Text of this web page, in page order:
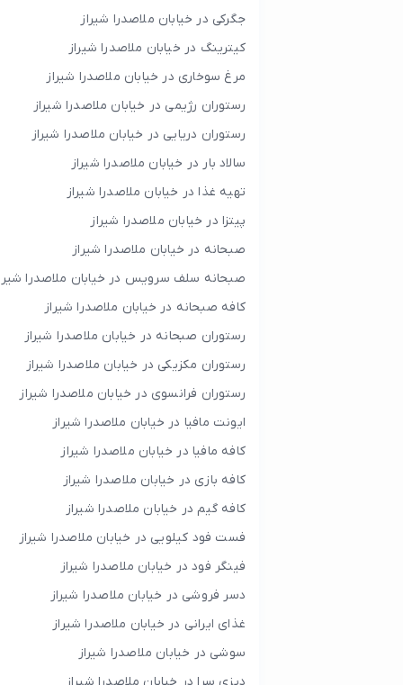
جگرکی در خیابان ملاصدرا شیراز
کیترینگ در خیابان ملاصدرا شیراز
مرغ سوخاری در خیابان ملاصدرا شیراز
رستوران رژیمی در خیابان ملاصدرا شیراز
رستوران دریایی در خیابان ملاصدرا شیراز
سالاد بار در خیابان ملاصدرا شیراز
تهیه غذا در خیابان ملاصدرا شیراز
پیتزا در خیابان ملاصدرا شیراز
صبحانه در خیابان ملاصدرا شیراز
صبحانه سلف سرویس در خیابان ملاصدرا
کافه صبحانه در خیابان ملاصدرا شیراز
رستوران صبحانه در خیابان ملاصدرا شیراز
رستوران مکزیکی در خیابان ملاصدرا شیراز
رستوران فرانسوی در خیابان ملاصدرا شیراز
ایونت مافیا در خیابان ملاصدرا شیراز
کافه مافیا در خیابان ملاصدرا شیراز
کافه بازی در خیابان ملاصدرا شیراز
کافه گیم در خیابان ملاصدرا شیراز
فست فود کیلویی در خیابان ملاصدرا شیراز
فینگر فود در خیابان ملاصدرا شیراز
دسر فروشی در خیابان ملاصدرا شیراز
غذای ایرانی در خیابان ملاصدرا شیراز
سوشی در خیابان ملاصدرا شیراز